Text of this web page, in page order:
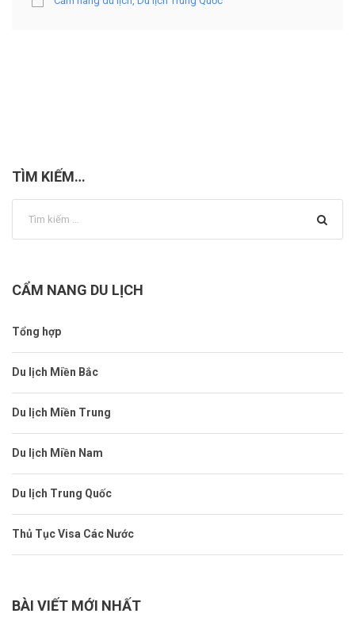
TÌM KIẾM…
CẨM NANG DU LỊCH
Tổng hợp
Du lịch Miền Bắc
Du lịch Miền Trung
Du lịch Miền Nam
Du lịch Trung Quốc
Thủ Tục Visa Các Nước
BÀI VIẾT MỚI NHẤT